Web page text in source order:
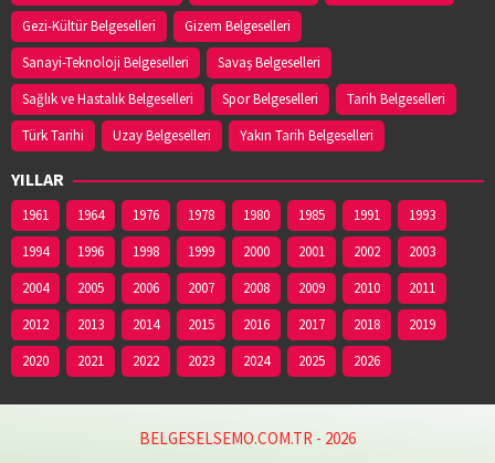
Gezi-Kültür Belgeselleri
Gizem Belgeselleri
Sanayi-Teknoloji Belgeselleri
Savaş Belgeselleri
Sağlık ve Hastalık Belgeselleri
Spor Belgeselleri
Tarih Belgeselleri
Türk Tarihi
Uzay Belgeselleri Yakın Tarih Belgeselleri
YILLAR
1961 1964 1976 1978 1980 1985 1991
1993
1994
1996 1998 1999 2000 2001 2002
2003
2004
2005 2006 2007 2008 2009 2010
2011
2012
2013 2014 2015 2016 2017 2018
2019
2020
2021 2022 2023 2024 2025 2026
BELGESELSEMO.COM.TR - 2026